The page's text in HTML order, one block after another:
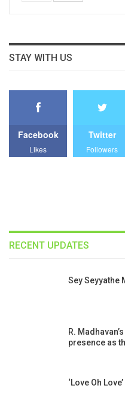
STAY WITH US
Facebook
Likes
Twitter
Followers
RECENT UPDATES
Sey Seyyathe
R.
presence as
‘Love Oh